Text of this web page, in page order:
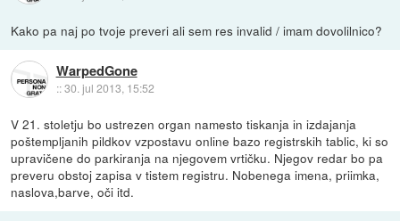
Kako pa naj po tvoje preveri ali sem res invalid / imam dovolilnico?
WarpedGone
::30. jul 2013, 15:52
V 21. stoletju bo ustrezen organ namesto tiskanja in izdajanja
poštempljanih pildkov vzpostavu online bazo registrskih tablic, ki so
upravičene do parkiranja na njegovem vrtičku. Njegov redar bo pa
preveru obstoj zapisa v tistem registru. Nobenega imena, priimka,
naslova,barve, oči itd.